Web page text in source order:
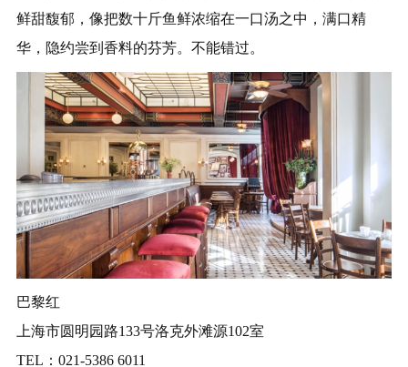
鲜甜馥郁，像把数十斤鱼鲜浓缩在一口汤之中，满口精
华，隐约尝到香料的芬芳。不能错过。
巴黎红
上海市圆明园路133号洛克外滩源102室
TEL：021-5386 6011